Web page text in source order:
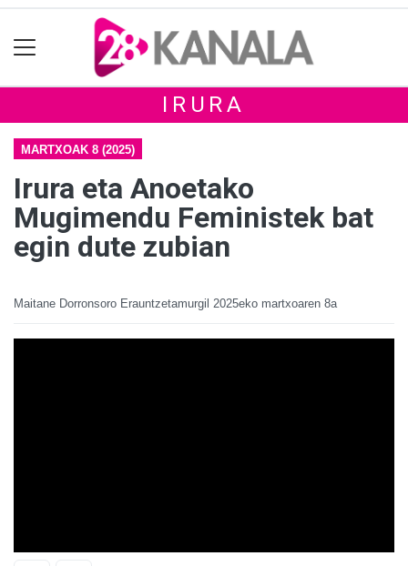
IRURA
MARTXOAK 8 (2025)
Irura eta Anoetako
Mugimendu Feministek bat
egin dute zubian
Maitane Dorronsoro Erauntzetamurgil 2025eko martxoaren 8a